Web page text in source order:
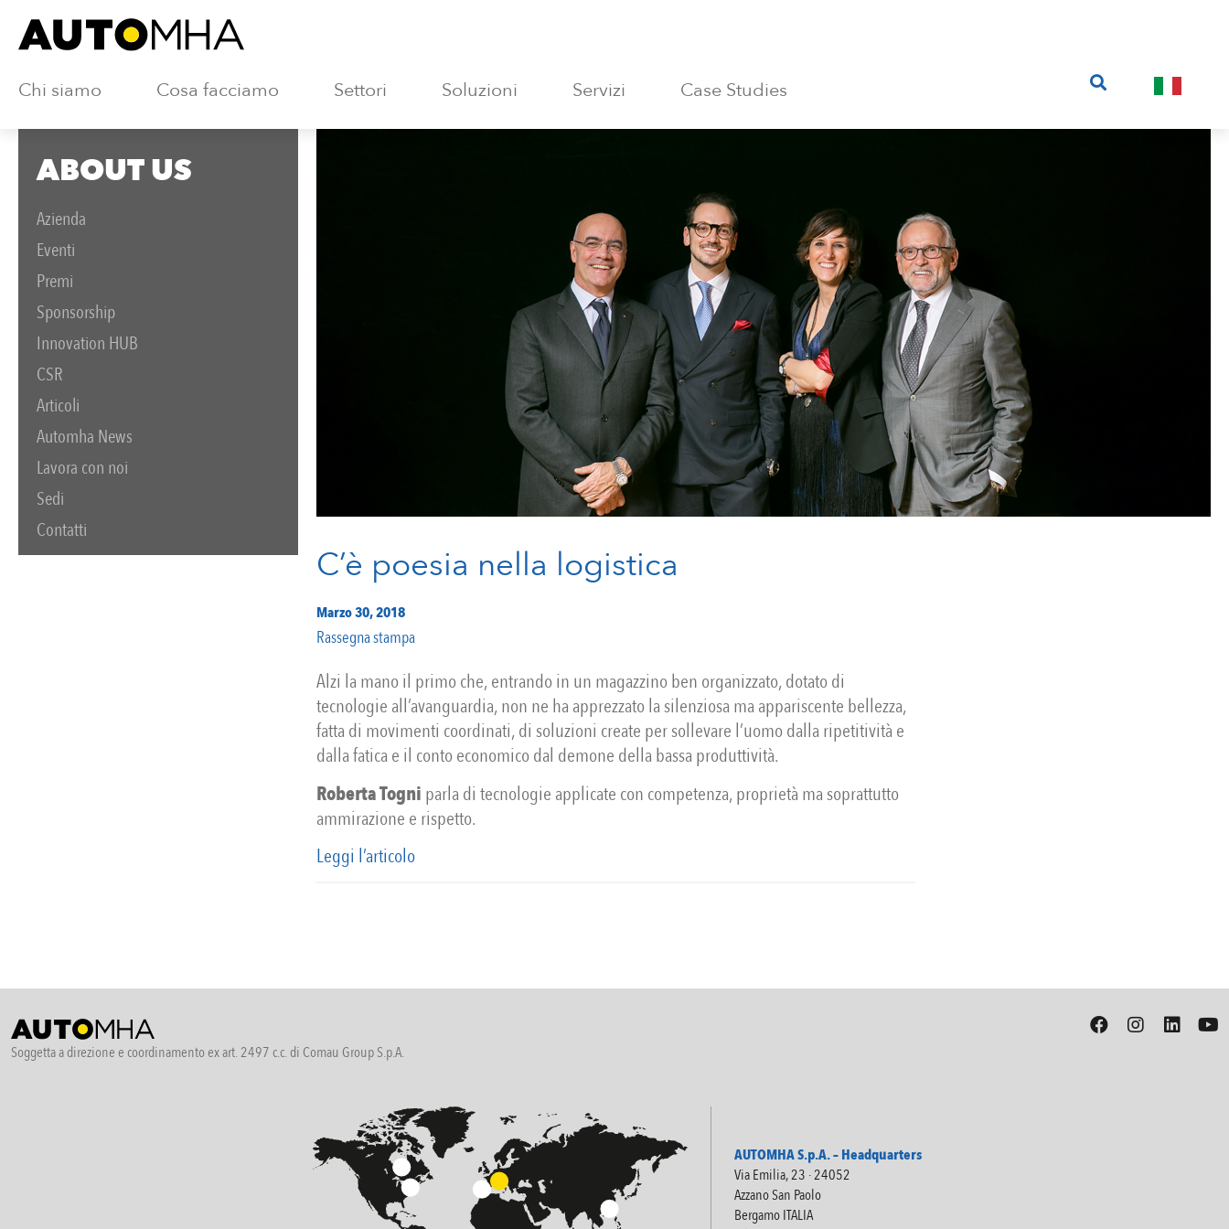
Chi siamo Cosa facciamo Settori Soluzioni Servizi Case Studies
ABOUT US
Azienda
Eventi
Premi
Sponsorship
Innovation HUB
CSR
Articoli
Automha News
Lavora con noi
Sedi
Contatti
C’è poesia nella logistica
Marzo 30, 2018
Rassegna stampa
Alzi la mano il primo che, entrando in un magazzino ben organizzato, dotato di
tecnologie all’avanguardia, non ne ha apprezzato la silenziosa ma appariscente bellezza,
fatta di movimenti coordinati, di soluzioni create per sollevare l’uomo dalla ripetitività e
dalla fatica e il conto economico dal demone della bassa produttività.
Roberta Togni parla di tecnologie applicate con competenza, proprietà ma soprattutto
ammirazione e rispetto.
Leggi l’articolo
Soggetta a direzione e coordinamento ex art. 2497 c.c. di Comau Group S.p.A.
AUTOMHA S.p.A. – Headquarters
Via Emilia, 23 · 24052
Azzano San Paolo
Bergamo ITALIA